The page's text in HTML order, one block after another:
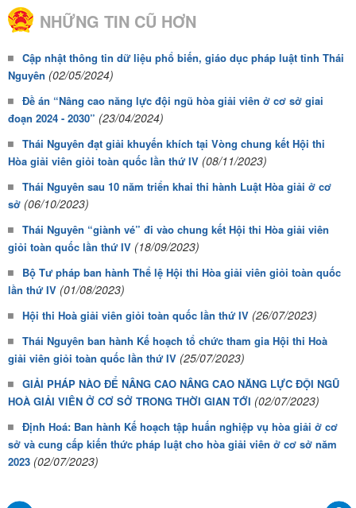
NHỮNG TIN CŨ HƠN
Cập nhật thông tin dữ liệu phổ biến, giáo dục pháp luật tỉnh Thái
Nguyên (02/05/2024)
Đề án “Nâng cao năng lực đội ngũ hòa giải viên ở cơ sở giai
đoạn 2024 - 2030” (23/04/2024)
Thái Nguyên đạt giải khuyến khích tại Vòng chung kết Hội thi
Hòa giải viên giỏi toàn quốc lần thứ IV (08/11/2023)
Thái Nguyên sau 10 năm triển khai thi hành Luật Hòa giải ở cơ
sở (06/10/2023)
Thái Nguyên “giành vé” đi vào chung kết Hội thi Hòa giải viên
giỏi toàn quốc lần thứ IV (18/09/2023)
Bộ Tư pháp ban hành Thể lệ Hội thi Hòa giải viên giỏi toàn quốc
lần thứ IV (01/08/2023)
Hội thi Hoà giải viên giỏi toàn quốc lần thứ IV (26/07/2023)
Thái Nguyên ban hành Kế hoạch tổ chức tham gia Hội thi Hoà
giải viên giỏi toàn quốc lần thứ IV (25/07/2023)
GIẢI PHÁP NÀO ĐỂ NÂNG CAO NÂNG CAO NĂNG LỰC ĐỘI NGŨ
HOÀ GIẢI VIÊN Ở CƠ SỞ TRONG THỜI GIAN TỚI (02/07/2023)
Định Hoá: Ban hành Kế hoạch tập huấn nghiệp vụ hòa giải ở cơ
sở và cung cấp kiến thức pháp luật cho hòa giải viên ở cơ sở năm
2023 (02/07/2023)